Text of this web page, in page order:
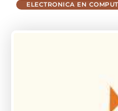
ELECTRONICA EN